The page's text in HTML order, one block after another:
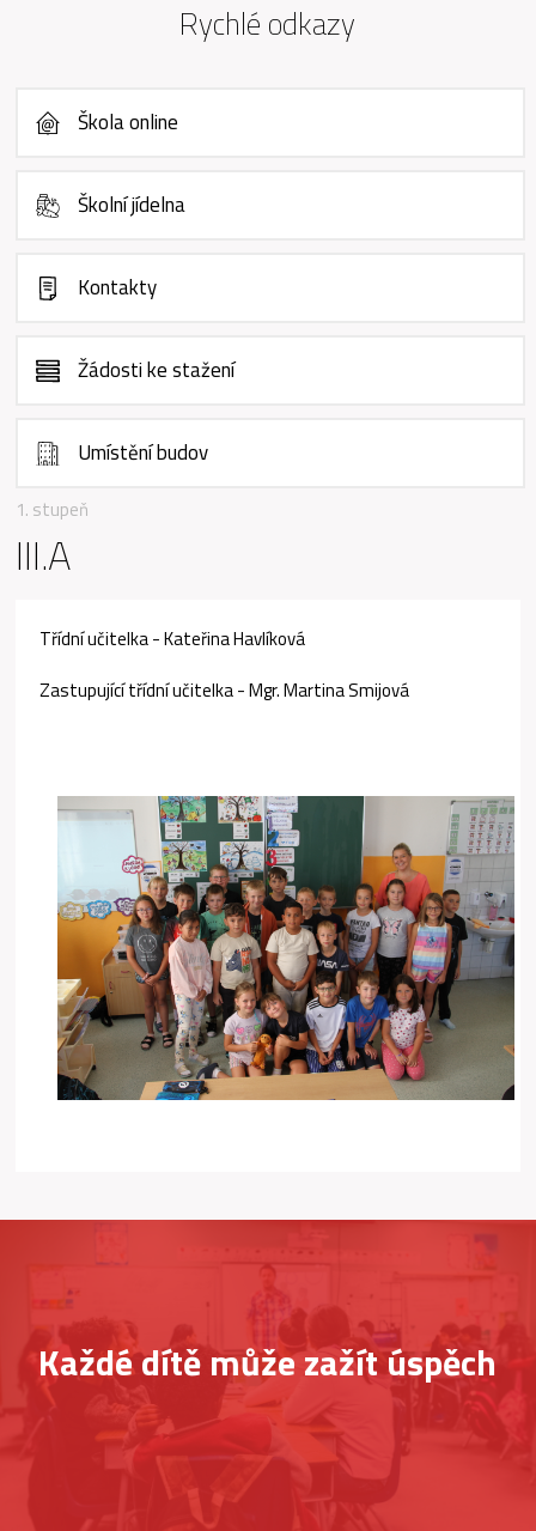
1. stupeň
III.A
Třídní učitelka - Kateřina Havlíková
Zastupující třídní učitelka - Mgr. Martina Smijová
Rychlé odkazy
Škola online
Školní jídelna
Kontakty
Žádosti ke stažení
Umístění budov
Každé dítě může zažít úspěch